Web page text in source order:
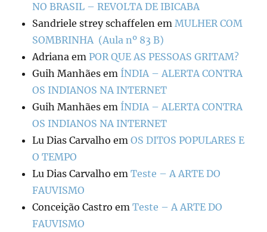
NO BRASIL – REVOLTA DE IBICABA
Sandriele strey schaffelen emMULHER COM
SOMBRINHA (Aula nº 83 B)
Adriana emPOR QUE AS PESSOAS GRITAM?
Guih Manhães em ÍNDIA – ALERTA CONTRA
OS INDIANOS NA INTERNET
Guih Manhães em ÍNDIA – ALERTA CONTRA
OS INDIANOS NA INTERNET
Lu Dias Carvalho emOS DITOS POPULARES E
O TEMPO
Lu Dias Carvalho emTeste – A ARTE DO
FAUVISMO
Conceição Castro emTeste – A ARTE DO
FAUVISMO